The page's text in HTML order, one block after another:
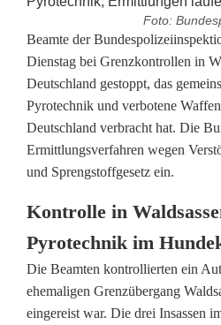
Foto:
B
u
n
d
e
s
p
o
l
Beamte der
Dienstag bei Grenzkontrollen in
Deutschland gestoppt, das
Pyrotechnik und verbotene
Deutschland verbracht hat. Die
Ermittlungsverfahren wegen
und Sprengstoffgesetz ein.
Kontrolle in
Pyrotechnik im
Die Beamten kontrollierten ein
ehemaligen Grenzübergang
eingereist war. Die drei Insassen